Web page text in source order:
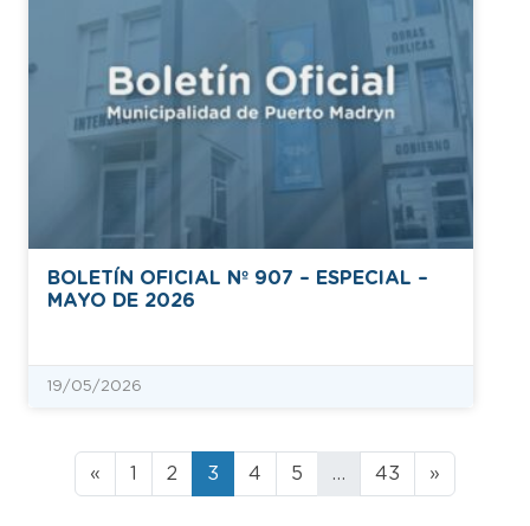
BOLETÍN OFICIAL Nº 907 – ESPECIAL –
MAYO DE 2026
19/05/2026
« 1 2 3 4 5 … 43 »